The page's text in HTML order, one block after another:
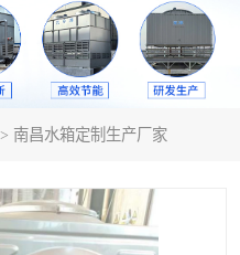
> 南昌水箱定制生产厂家
水箱
水泵